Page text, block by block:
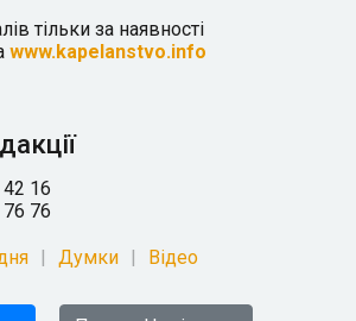
тільки за наявності
www.kapelanstvo.info
16
76
Думки Відео